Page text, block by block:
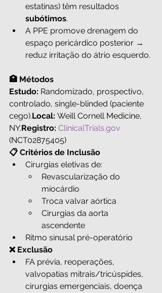
estatinas) têm resultados
subótimos.
A PPE promove drenagem do
espaço pericárdico posterior →
reduz irritação do átrio esquerdo.
🏥 Métodos
Estudo: Randomizado, prospectivo,
controlado, single-blinded (paciente
cego).Local: Weill Cornell Medicine,
NY.Registro: ClinicalTrials.gov
(NCT02875405)
📋 Critérios de Inclusão
Cirurgias eletivas de:
Revascularização do
miocárdio
Troca valvar aórtica
Cirurgias da aorta
ascendente
Ritmo sinusal pré-operatório
❌ Exclusão
FA prévia, reoperações,
valvopatias mitrais/tricúspides,
cirurgias emergenciais, doença